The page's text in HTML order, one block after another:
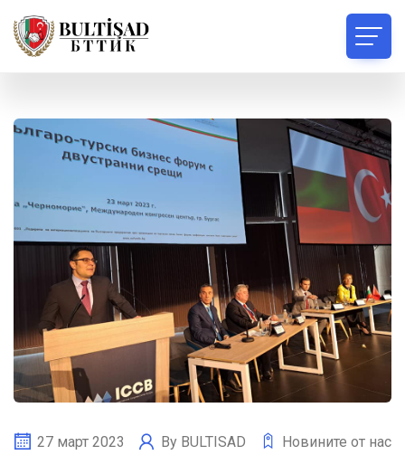
27 март 2023 By BULTISAD Новините от нас